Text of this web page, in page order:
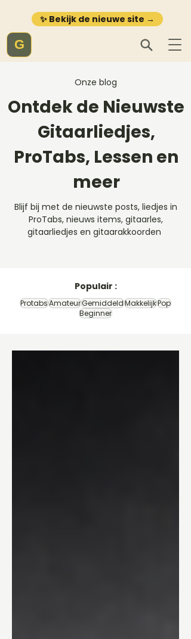
✨ Bekijk de nieuwe site →
G
Onze blog
Ontdek de Nieuwste
Gitaarliedjes,
ProTabs, Lessen en
meer
Blijf bij met de nieuwste posts, liedjes in
ProTabs, nieuws items, gitaarles,
gitaarliedjes en gitaarakkoorden
Populair :
ProtabsAmateurGemiddeldMakkelijkPop
Beginner